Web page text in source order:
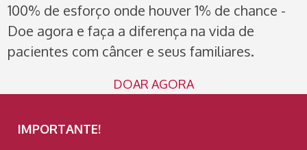
100% de esforço onde houver 1% de chance -
Doe agora e faça a diferença na vida de
pacientes com câncer e seus familiares.
DOAR AGORA
IMPORTANTE!